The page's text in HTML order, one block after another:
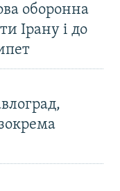
оборонна
Ірану і до